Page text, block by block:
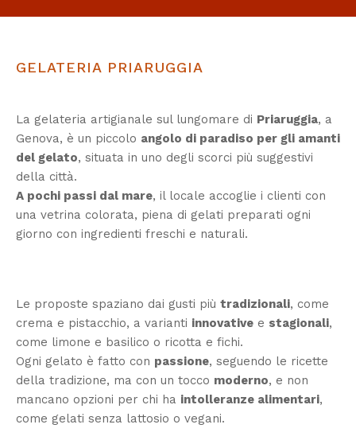
GELATERIA PRIARUGGIA
La gelateria artigianale sul lungomare di Priaruggia, a
Genova, è un piccolo angolo di paradiso per gli amanti
del gelato, situata in uno degli scorci più suggestivi
della città.
A pochi passi dal mare, il locale accoglie i clienti con
una vetrina colorata, piena di gelati preparati ogni
giorno con ingredienti freschi e naturali.
Le proposte spaziano dai gusti più tradizionali, come
crema e pistacchio, a varianti innovative e stagionali,
come limone e basilico o ricotta e fichi.
Ogni gelato è fatto con passione, seguendo le ricette
della tradizione, ma con un tocco moderno, e non
mancano opzioni per chi ha intolleranze alimentari,
come gelati senza lattosio o vegani.